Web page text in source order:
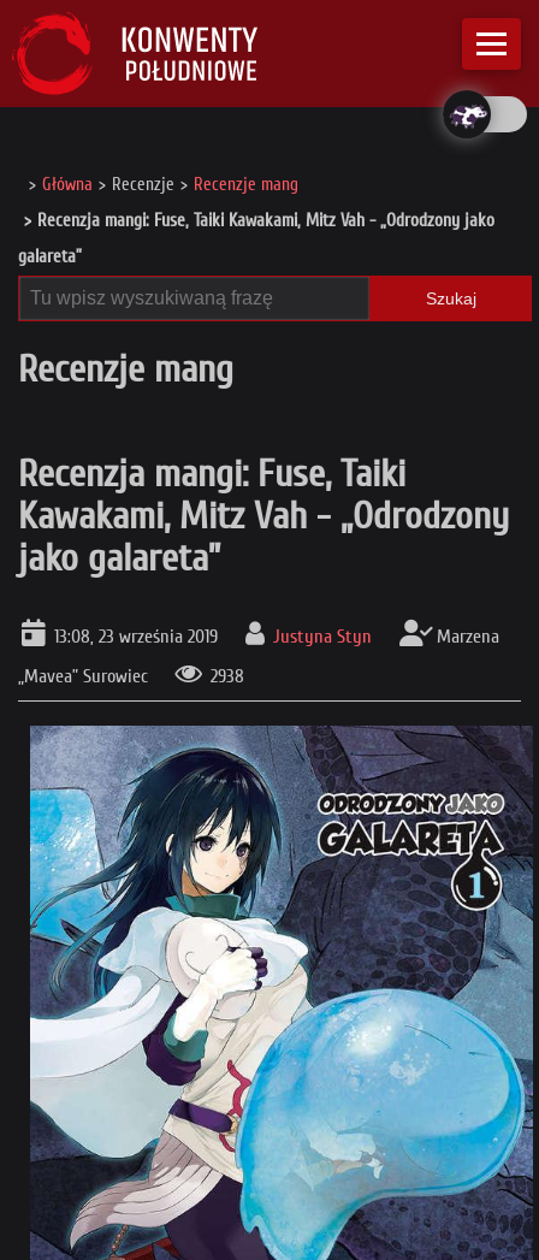
Główna Recenzje
Recenzje mang
Recenzja mangi: Fuse, Taiki Kawakami, Mitz Vah - „Odrodzony jako
galareta”
Szukaj
Recenzje mang
Recenzja mangi: Fuse, Taiki
Kawakami, Mitz Vah - „Odrodzony
jako galareta”
13:08, 23 września 2019 Justyna Styn
Marzena
„Mavea” Surowiec
2938